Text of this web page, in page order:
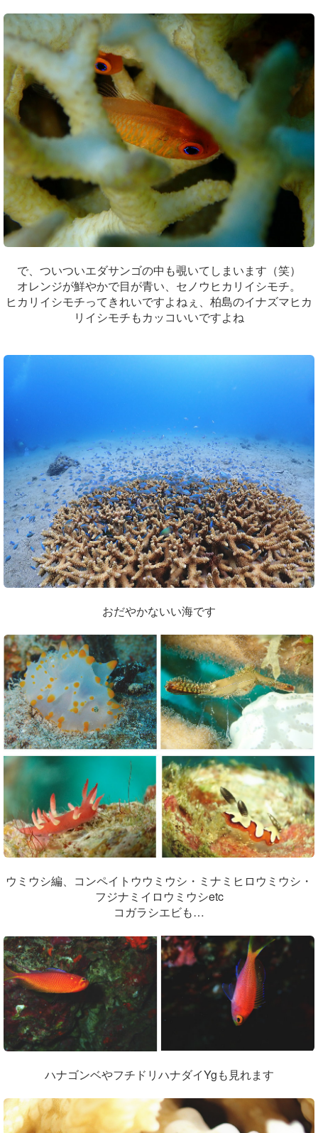
で、ついついエダサンゴの中も覗いてしまいます（笑）
オレンジが鮮やかで目が青い、セノウヒカリイシモチ。
ヒカリイシモチってきれいですよねぇ、柏島のイナズマヒカ
リイシモチもカッコいいですよね
おだやかないい海です
ウミウシ編、コンペイトウウミウシ・ミナミヒロウミウシ・
フジナミイロウミウシetc
コガラシエビも…
ハナゴンベやフチドリハナダイYgも見れます